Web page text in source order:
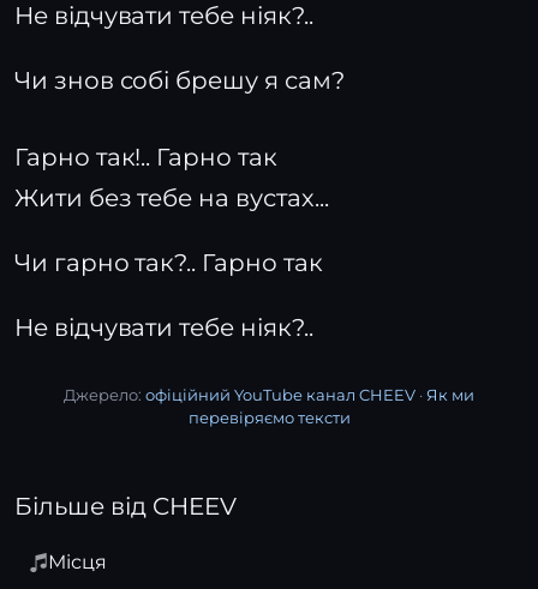
Не відчувати тебе ніяк?..
Чи знов собі брешу я сам?
Гарно так!.. Гарно так
Жити без тебе на вустах...
Чи гарно так?.. Гарно так
Не відчувати тебе ніяк?..
Джерело: офіційний YouTube канал CHEEV · Як ми
перевіряємо тексти
Більше від CHEEV
Місця